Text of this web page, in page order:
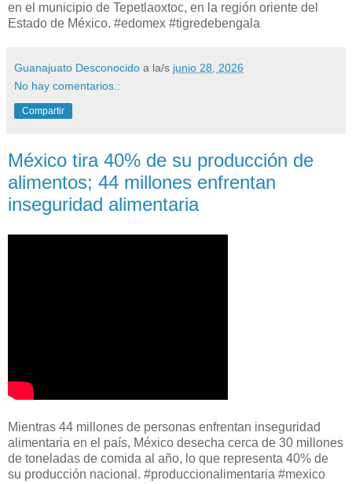
en el municipio de Tepetlaoxtoc, en la región oriente del
Estado de México. #edomex #tigredebengala
Guanajuato Desconocido a la/s junio 28, 2026
No hay comentarios.:
Compartir
México tira 40% de su producción de
alimentos; 44 millones enfrentan
inseguridad alimentaria
Mientras 44 millones de personas enfrentan inseguridad
alimentaria en el país, México desecha cerca de 30 millones
de toneladas de comida al año, lo que representa 40% de
su producción nacional. #produccionalimentaria #mexico